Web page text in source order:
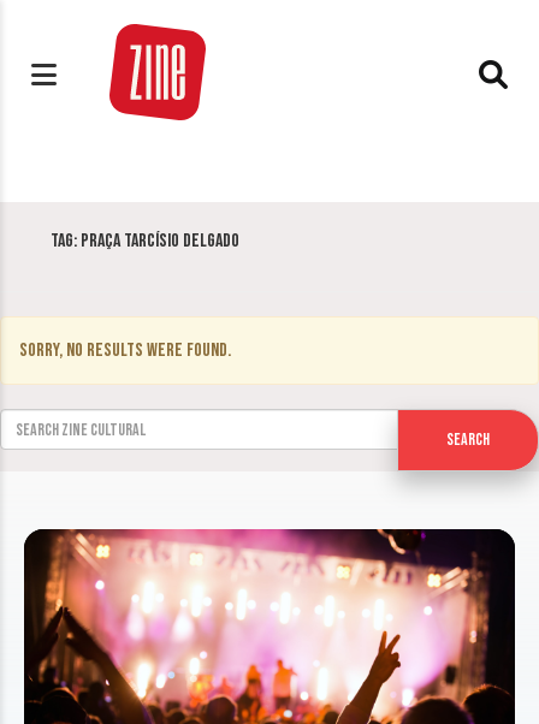
Tag: Praça Tarcísio Delgado
Sorry, no results were found.
Search for:
Search